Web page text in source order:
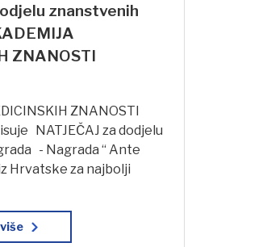
znanstvenih
ZNANOSTI
ZNANOSTI
NATJEČAJ za dodjelu
- Nagrada “ Ante
Hrvatske za najbolji